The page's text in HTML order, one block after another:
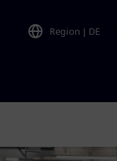
Region | DE